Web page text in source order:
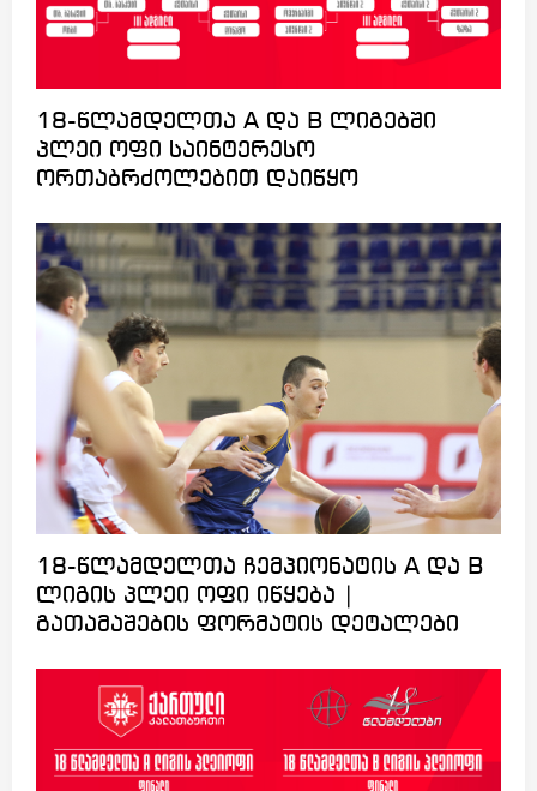
18-წლამდელთა A და B ლიგებში
პლეი ოფი საინტერესო
ორთაბრძოლებით დაიწყო
18-წლამდელთა ჩემპიონატის A და B
ლიგის პლეი ოფი იწყება |
გათამაშების ფორმატის დეტალები